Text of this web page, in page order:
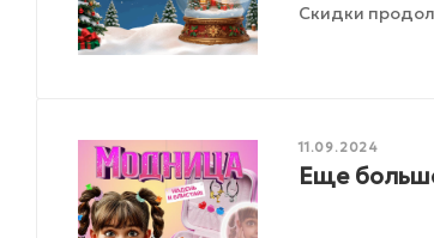
Скидки
11.09.2024
Еще